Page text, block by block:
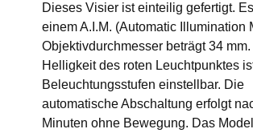
Dieses Visier ist einteilig gefertigt.
einem A.I.M. (Automatic Illumination
Objektivdurchmesser beträgt 34
Helligkeit des roten Leuchtpunktes
Beleuchtungsstufen einstellbar. Die
automatische Abschaltung erfolgt
Minuten ohne Bewegung. Das